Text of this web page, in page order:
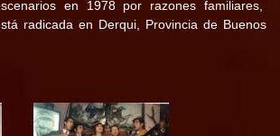
en 1978 por razones familiares,
radicada en Derqui, Provincia de Buenos